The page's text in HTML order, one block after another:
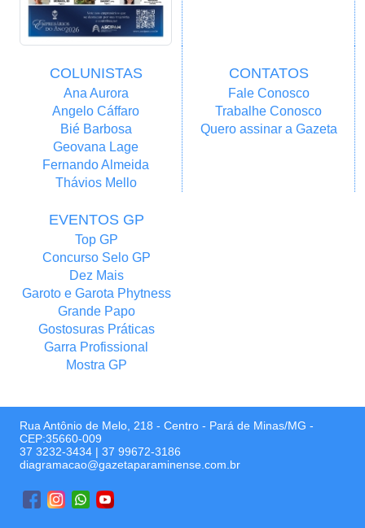
COLUNISTAS
Ana Aurora
Angelo Cáffaro
Bié Barbosa
Geovana Lage
Fernando Almeida
Thávios Mello
CONTATOS
Fale Conosco
Trabalhe Conosco
Quero assinar a Gazeta
EVENTOS GP
Top GP
Concurso Selo GP
Dez Mais
Garoto e Garota Phytness
Grande Papo
Gostosuras Práticas
Garra Profissional
Mostra GP
Rua Antônio de Melo, 218 - Centro - Pará de Minas/MG -
CEP:35660-009
37 3232-3434 | 37 99672-3186
diagramacao@gazetaparaminense.com.br